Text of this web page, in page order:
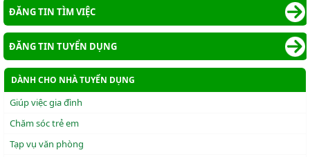
ĐĂNG TIN TÌM VIỆC
ĐĂNG TIN TUYỂN DỤNG
DÀNH CHO NHÀ TUYỂN DỤNG
Giúp việc gia đình
Chăm sóc trẻ em
Tạp vụ văn phòng